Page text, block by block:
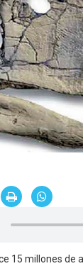
15 millones de